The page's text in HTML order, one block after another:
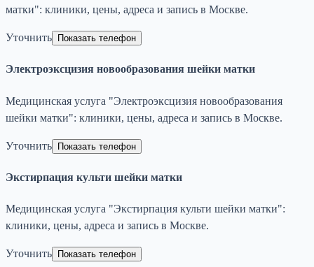
матки": клиники, цены, адреса и запись в Москве.
Уточнить Показать телефон
Электроэксцизия новообразования шейки матки
Медицинская услуга "Электроэксцизия новообразования
шейки матки": клиники, цены, адреса и запись в Москве.
Уточнить Показать телефон
Экстирпация культи шейки матки
Медицинская услуга "Экстирпация культи шейки матки":
клиники, цены, адреса и запись в Москве.
Уточнить Показать телефон